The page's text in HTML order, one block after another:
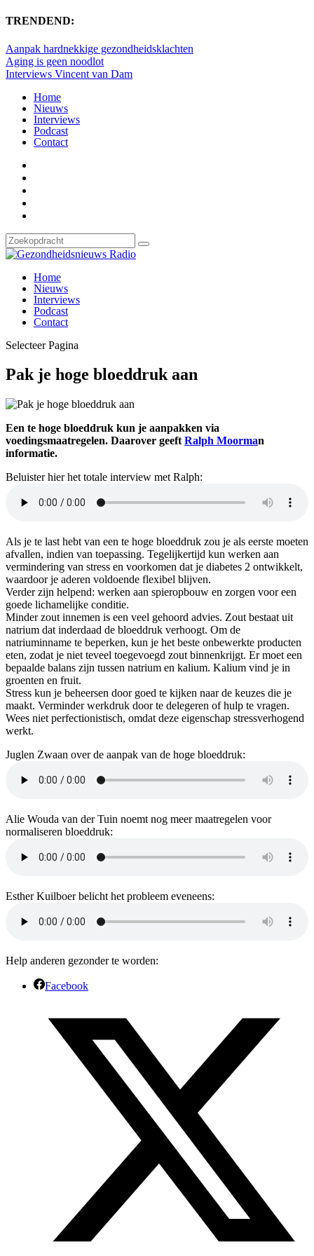
TRENDEND:
Aanpak hardnekkige gezondheidsklachten
Aging is geen noodlot
Interviews Vincent van Dam
Home
Nieuws
Interviews
Podcast
Contact
Home
Nieuws
Interviews
Podcast
Contact
Selecteer Pagina
Pak je hoge bloeddruk aan
Een te hoge bloeddruk kun je aanpakken via
voedingsmaatregelen. Daarover geeft Ralph Moorman
informatie.
Beluister hier het totale interview met Ralph:
Als je te last hebt van een te hoge bloeddruk zou je als eerste moeten
afvallen, indien van toepassing. Tegelijkertijd kun werken aan
vermindering van stress en voorkomen dat je diabetes 2 ontwikkelt,
waardoor je aderen voldoende flexibel blijven.
Verder zijn helpend: werken aan spieropbouw en zorgen voor een
goede lichamelijke conditie.
Minder zout innemen is een veel gehoord advies. Zout bestaat uit
natrium dat inderdaad de bloeddruk verhoogt. Om de
natriuminname te beperken, kun je het beste onbewerkte producten
eten, zodat je niet teveel toegevoegd zout binnenkrijgt. Er moet een
bepaalde balans zijn tussen natrium en kalium. Kalium vind je in
groenten en fruit.
Stress kun je beheersen door goed te kijken naar de keuzes die je
maakt. Verminder werkdruk door te delegeren of hulp te vragen.
Wees niet perfectionistisch, omdat deze eigenschap stressverhogend
werkt.
Juglen Zwaan over de aanpak van de hoge bloeddruk:
Alie Wouda van der Tuin noemt nog meer maatregelen voor
normaliseren bloeddruk:
Esther Kuilboer belicht het probleem eveneens:
Help anderen gezonder te worden:
Facebook